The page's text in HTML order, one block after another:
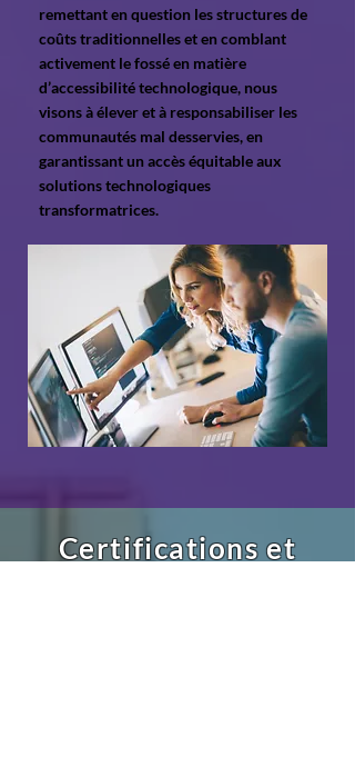
remettant en question les structures de
coûts traditionnelles et en comblant
activement le fossé en matière
d’accessibilité technologique, nous
visons à élever et à responsabiliser les
communautés mal desservies, en
garantissant un accès équitable aux
solutions technologiques
transformatrices.
Certifications et